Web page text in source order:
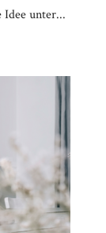
unter...